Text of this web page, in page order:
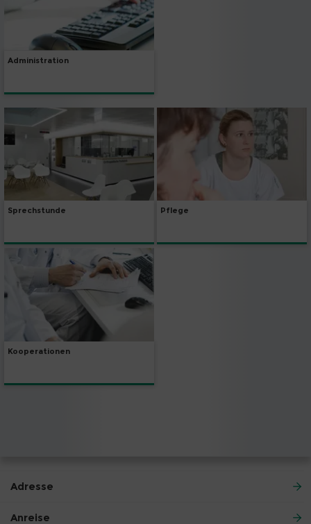
Administration
Sprechstunde Pflege
Kooperationen
Adresse
Anreise